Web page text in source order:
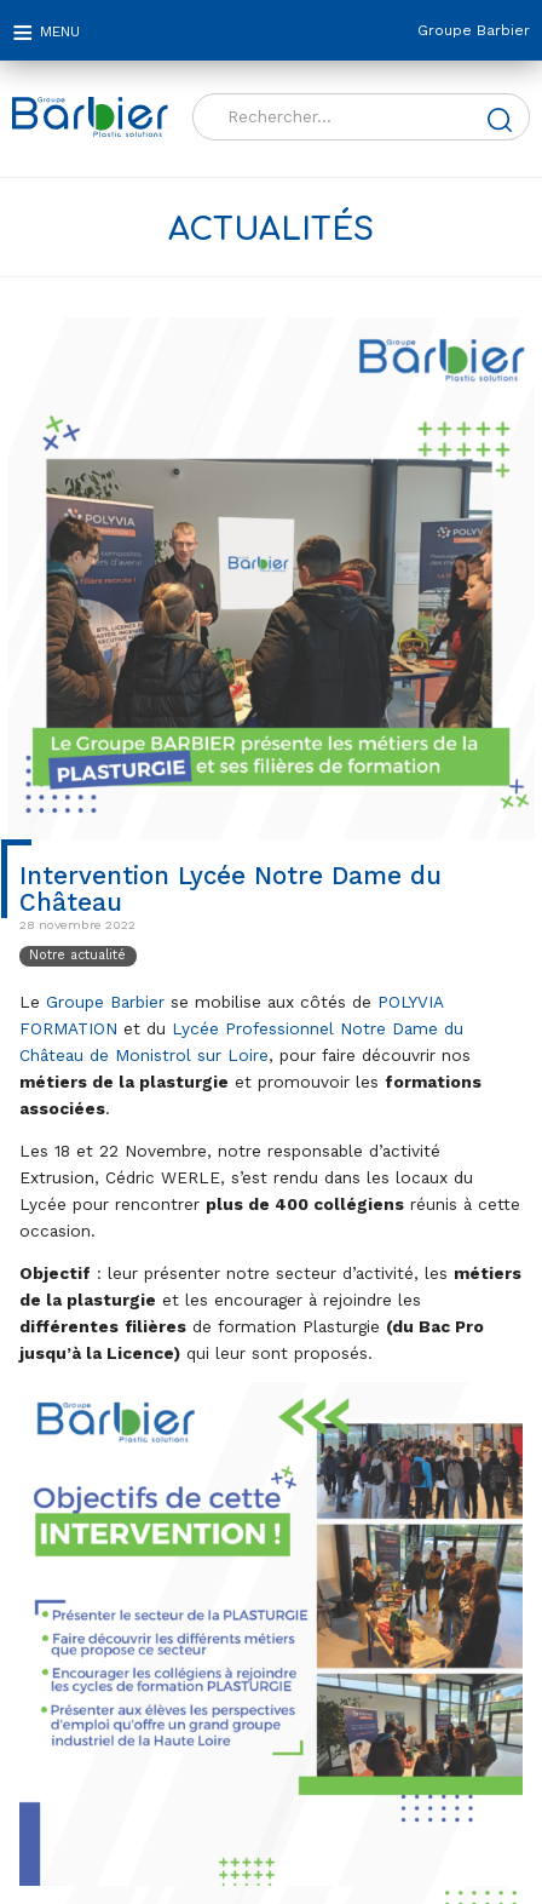
Groupe Barbier
Rechercher :
ACTUALITÉS
Intervention Lycée Notre Dame du
Château
28 novembre 2022
Notre actualité
Le Groupe Barbier se mobilise aux côtés de POLYVIA
FORMATION et du Lycée Professionnel Notre Dame du
Château de Monistrol sur Loire, pour faire découvrir nos
métiers de la plasturgie et promouvoir les formations
associées.
Les 18 et 22 Novembre, notre responsable d’activité
Extrusion, Cédric WERLE, s’est rendu dans les locaux du
Lycée pour rencontrer plus de 400 collégiens réunis à cette
occasion.
Objectif : leur présenter notre secteur d’activité, les métiers
de la plasturgie et les encourager à rejoindre les
différentes filières de formation Plasturgie (du Bac Pro
jusqu’à la Licence) qui leur sont proposés.